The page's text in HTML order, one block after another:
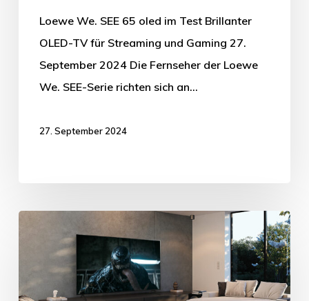
Loewe We. SEE 65 oled im Test Brillanter
OLED-TV für Streaming und Gaming 27.
September 2024 Die Fernseher der Loewe
We. SEE-Serie richten sich an…
27. September 2024